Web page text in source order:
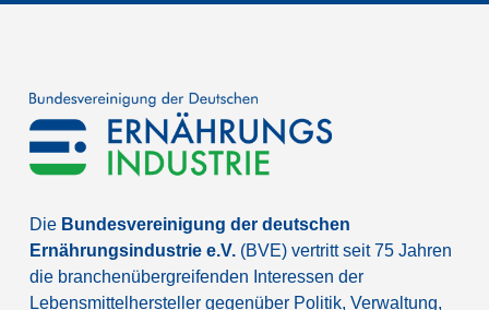
Die Bundesvereinigung der deutschen
Ernährungsindustrie e.V. (BVE) vertritt seit 75 Jahren
die branchenübergreifenden Interessen der
Lebensmittelhersteller gegenüber Politik, Verwaltung,